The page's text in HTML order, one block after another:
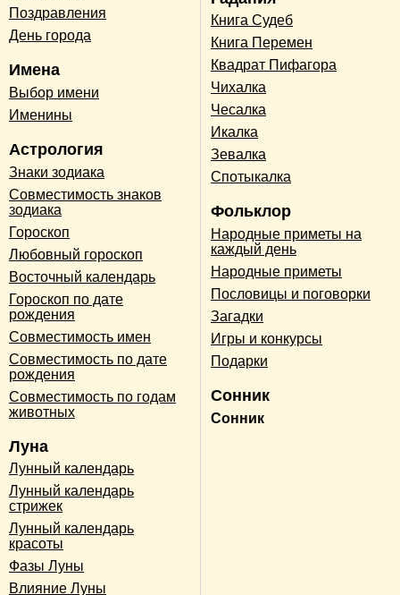
Поздравления
День города
Имена
Выбор имени
Именины
Астрология
Знаки зодиака
Совместимость знаков
зодиака
Гороскоп
Любовный гороскоп
Восточный календарь
Гороскоп по дате
рождения
Совместимость имен
Совместимость по дате
рождения
Совместимость по годам
животных
Луна
Лунный календарь
Лунный календарь
стрижек
Лунный календарь
красоты
Фазы Луны
Влияние Луны
Книга Судеб
Книга Перемен
Квадрат Пифагора
Чихалка
Чесалка
Икалка
Зевалка
Спотыкалка
Фольклор
Народные приметы на
каждый день
Народные приметы
Пословицы и поговорки
Загадки
Игры и конкурсы
Подарки
Сонник
Сонник